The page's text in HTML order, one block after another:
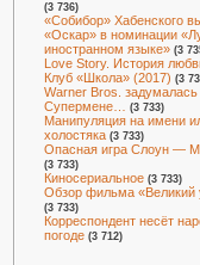
(3 736)
«Собибор» Хабенского
«Оскар» в номинации
иностранном языке» (3
Love Story. История
Клуб «Школа» (2017) (3
Warner Bros.
Супермене…
(3 733)
Манипуляция на имени
холостяка (3 733)
Опасная игра Слоун —
(3 733)
Киносериальное (3 733)
Обзор фильма «Великий
(3 733)
Корреспондент несёт
погоде (3 712)